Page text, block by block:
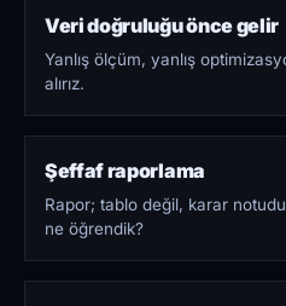
Veri doğruluğu önce gelir
Yanlış ölçüm, yanlış
alırız.
Şeffaf raporlama
Rapor; tablo değil, karar
ne öğrendik?